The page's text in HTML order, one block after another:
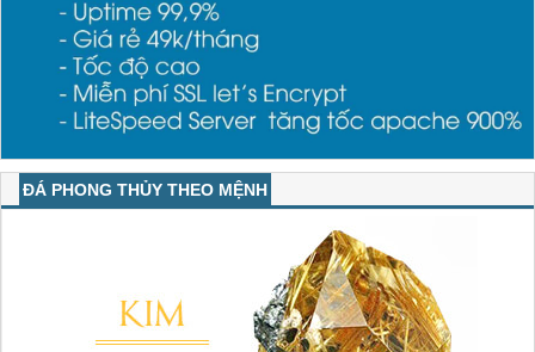
ĐÁ PHONG THỦY THEO MỆNH